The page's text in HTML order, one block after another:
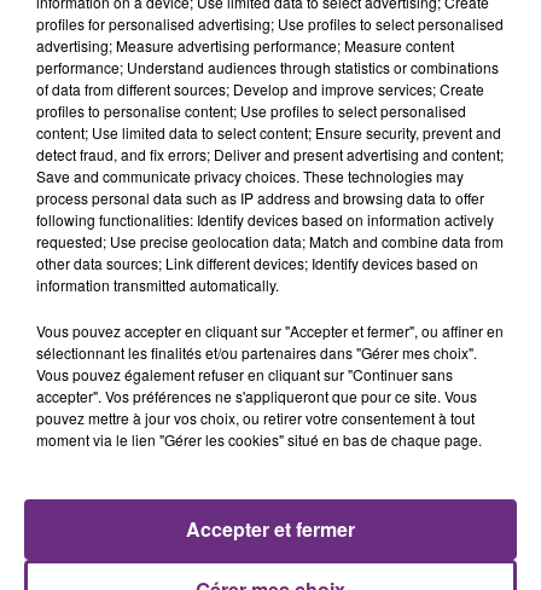
SES PORTES
C'était l'une des institutions du centre-ville
rémois. Le magasin JouéClub est contraint de
fermer ses portes.
TITRES DIFFUSÉS
9h50
9h50
WEEZER
9h46
9h46
ORIA
profiles for personalised advertising; Use profiles to select personalised
advertising; Measure advertising performance; Measure content
performance; Understand audiences through statistics or combinations
of data from different sources; Develop and improve services; Create
profiles to personalise content; Use profiles to select personalised
content; Use limited data to select content; Ensure security, prevent and
detect fraud, and fix errors; Deliver and present advertising and content;
Save and communicate privacy choices. These technologies may
process personal data such as IP address and browsing data to offer
following functionalities: Identify devices based on information actively
requested; Use precise geolocation data; Match and combine data from
other data sources; Link different devices; Identify devices based on
information transmitted automatically.
Vous pouvez accepter en cliquant sur "Accepter et fermer", ou affiner en
sélectionnant les finalités et/ou partenaires dans "Gérer mes choix".
Vous pouvez également refuser en cliquant sur "Continuer sans
accepter". Vos préférences ne s'appliqueront que pour ce site. Vous
pouvez mettre à jour vos choix, ou retirer votre consentement à tout
moment via le lien "Gérer les cookies" situé en bas de chaque page.
Accepter et fermer